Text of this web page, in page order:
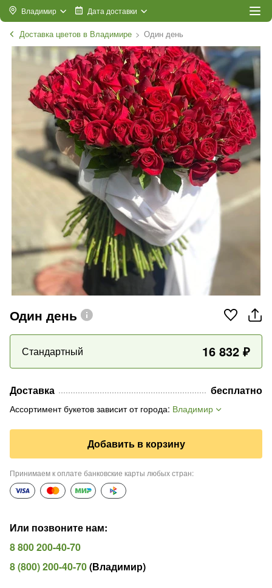
Владимир Дата доставки
Доставка цветов в Владимире Один день
Один день
Стандартный 16 832 ₽
Доставка бесплатно
Ассортимент букетов зависит от города: Владимир
Добавить в корзину
Принимаем к оплате банковские карты любых стран:
Или позвоните нам:
8 800 200-40-70
8 (800) 200-40-70(Владимир)